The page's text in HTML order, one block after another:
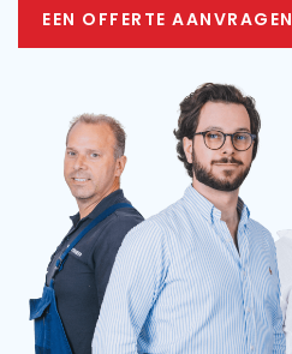
EEN OFFERTE AANVRAGEN